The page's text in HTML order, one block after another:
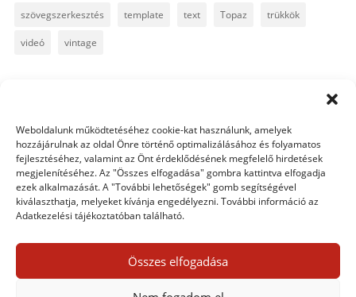
Weboldalunk működtetéséhez cookie-kat használunk, amelyek
hozzájárulnak az oldal Önre történő optimalizálásához és folyamatos
fejlesztéséhez, valamint az Önt érdeklődésének megfelelő hirdetések
megjelenítéséhez. Az "Összes elfogadása" gombra kattintva elfogadja
ezek alkalmazását. A "További lehetőségek" gomb segítségével
kiválaszthatja, melyeket kívánja engedélyezni. További információ az
Adatkezelési tájékoztatóban található.
Összes elfogadása
szövegszerkesztés template text Topaz trükkök
videó vintage
1 hozzászólás
krisz1972 2011. november 16. szerda-n 13:50
közelében
wowwwwwwwww! jól feadtátok a leckét! Én vagy Ő?
Ez itt a kérdés! 🙂